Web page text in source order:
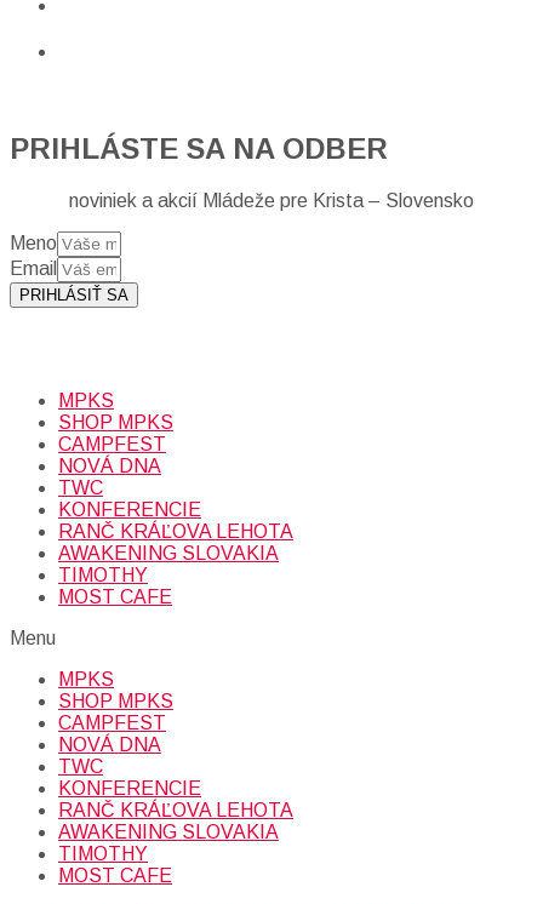
PRIHLÁSTE SA NA ODBER
noviniek a akcií Mládeže pre Krista – Slovensko
Meno
Email
PRIHLÁSIŤ SA
MPKS
SHOP MPKS
CAMPFEST
NOVÁ DNA
TWC
KONFERENCIE
RANČ KRÁĽOVA LEHOTA
AWAKENING SLOVAKIA
TIMOTHY
MOST CAFE
Menu
MPKS
SHOP MPKS
CAMPFEST
NOVÁ DNA
TWC
KONFERENCIE
RANČ KRÁĽOVA LEHOTA
AWAKENING SLOVAKIA
TIMOTHY
MOST CAFE